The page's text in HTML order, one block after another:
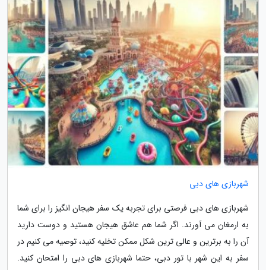
شهربازی های دبی
شهربازی های دبی فرصتی برای تجربه یک سفر هیجان انگیز را برای شما
به ارمغان می آورند. اگر شما هم عاشق هیجان هستید و دوست دارید
آن را به برترین و عالی ترین شکل ممکن تخلیه کنید، توصیه می کنیم در
سفر به این شهر با تور دبی، حتما شهربازی های دبی را امتحان کنید.